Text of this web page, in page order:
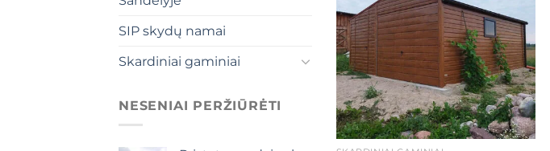
SIP skydų namai
Skardiniai gaminiai
NESENIAI PERŽIŪRĖTI